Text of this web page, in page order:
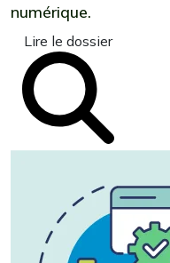
numérique.
Lire le dossier